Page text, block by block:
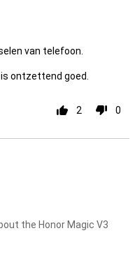
van telefoon.
ontzettend goed.
2 0
the Honor Magic V3